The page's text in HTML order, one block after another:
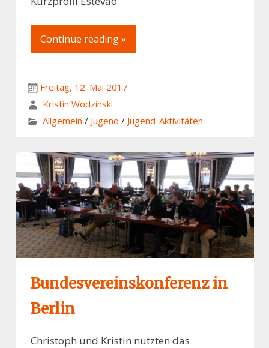
Continue reading »
Freitag, 12. Mai 2017
Kristin Wodzinski
Allgemein / Jugend / Jugend-Aktivitäten
Bundesvereinskonferenz in
Berlin
Christoph und Kristin nutzten das